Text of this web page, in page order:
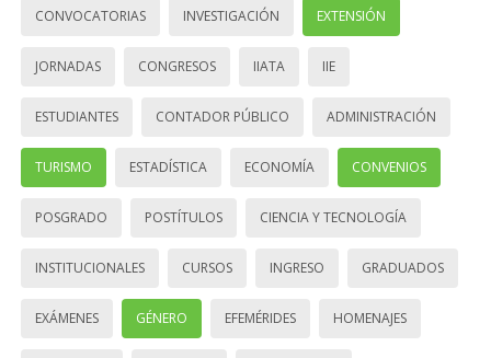
CONVOCATORIAS INVESTIGACIÓN EXTENSIÓN
JORNADAS CONGRESOS IIATA IIE
ESTUDIANTES CONTADOR PÚBLICO ADMINISTRACIÓN
TURISMO ESTADÍSTICA ECONOMÍA CONVENIOS
POSGRADO POSTÍTULOS CIENCIA Y TECNOLOGÍA
INSTITUCIONALES CURSOS INGRESO GRADUADOS
EXÁMENES GÉNERO EFEMÉRIDES HOMENAJES